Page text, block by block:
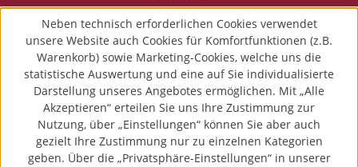
Neben technisch erforderlichen Cookies verwendet
unsere Website auch Cookies für Komfortfunktionen (z.B.
Warenkorb) sowie Marketing-Cookies, welche uns die
statistische Auswertung und eine auf Sie individualisierte
Darstellung unseres Angebotes ermöglichen. Mit „Alle
Akzeptieren“ erteilen Sie uns Ihre Zustimmung zur
Nutzung, über „Einstellungen“ können Sie aber auch
gezielt Ihre Zustimmung nur zu einzelnen Kategorien
geben. Über die „Privatsphäre-Einstellungen“ in unserer